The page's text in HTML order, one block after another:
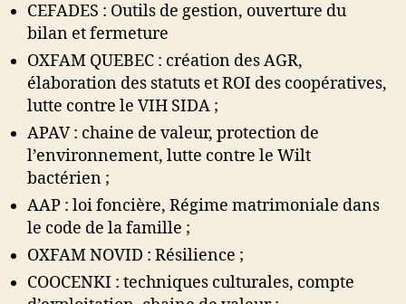
CEFADES : Outils de gestion, ouverture du
bilan et fermeture
OXFAM QUEBEC : création des AGR,
élaboration des statuts et ROI des coopératives,
lutte contre le VIH SIDA ;
APAV : chaine de valeur, protection de
l’environnement, lutte contre le Wilt
bactérien ;
AAP : loi foncière, Régime matrimoniale dans
le code de la famille ;
OXFAM NOVID : Résilience ;
COOCENKI : techniques culturales, compte